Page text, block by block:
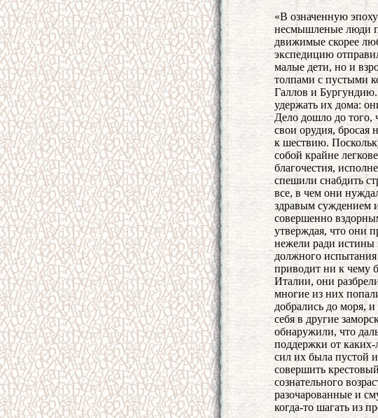
«В означенную
несмышленые люди
движимые скорее
экспедицию
малые дети, но и
толпами с пустыми
Галлов и
удержать их дома:
Дело дошло до того,
свои орудия, бросая
к шествию.
собой крайне
благочестия,
спешили снабдить
все, в чем они
здравым суждением
совершенно
утверждая, что они
нежели ради истины
должного
приводит ни к чему
Италии, они
многие из них
добрались до моря,
себя в другие
обнаружили, что
поддержки от каких-
сил их была пустой
совершить
сознательного
разочарованные и
когда-то шагать из